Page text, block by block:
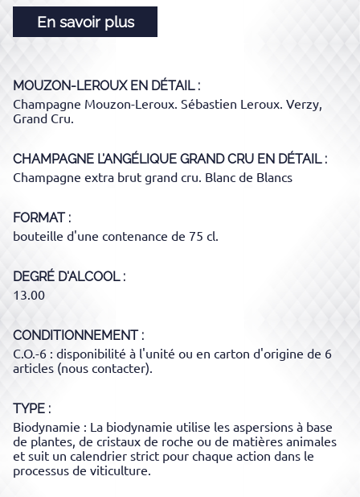
En savoir plus
MOUZON-LEROUXEN DÉTAIL :
Champagne Mouzon-Leroux. Sébastien Leroux. Verzy,
Grand Cru.
CHAMPAGNE L’ANGÉLIQUE GRAND CRU EN DÉTAIL :
Champagne extra brut grand cru. Blanc de Blancs
FORMAT
bouteille d'une contenance de 75 cl.
DEGRÉ D'ALCOOL
13.00
CONDITIONNEMENT
C.O.-6 : disponibilité à l'unité ou en carton d'origine de 6
articles (nous contacter).
TYPE
Biodynamie : La biodynamie utilise les aspersions à base
de plantes, de cristaux de roche ou de matières animales
et suit un calendrier strict pour chaque action dans le
processus de viticulture.